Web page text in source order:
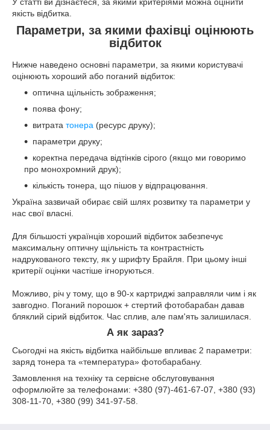
якість відбитка.
Параметри, за якими фахівці оцінюють
відбиток
Нижче наведено основні параметри, за якими користувачі
оцінюють хороший або поганий відбиток:
оптична щільність зображення;
поява фону;
витрата тонера (ресурс друку);
параметри друку;
коректна передача відтінків сірого (якщо ми говоримо
про монохромний друк);
кількість тонера, що пішов у відпрацювання.
Україна зазвичай обирає свій шлях розвитку та параметри у
нас свої власні.
Для більшості українців хороший відбиток забезпечує
максимальну оптичну щільність та контрастність
надрукованого тексту, як у шрифту Брайля. При цьому інші
критерії оцінки частіше ігноруються.
Можливо, річ у тому, що в 90-х картриджі заправляли чим і як
завгодно. Поганий порошок + стертий фотобарабан давав
бляклий сірий відбиток. Час сплив, але пам'ять залишилася.
А як зараз?
Сьогодні на якість відбитка найбільше впливає 2 параметри:
заряд тонера та «температура» фотобарабану.
Замовлення на техніку та сервісне обслуговування
оформлюйте за телефонами: +380 (97)-461-67-07, +380 (93)
308-11-70, +380 (99) 341-97-58.